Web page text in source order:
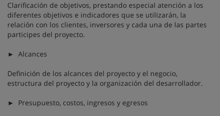
Clarificación de objetivos, prestando especial atención a los
diferentes objetivos e indicadores que se utilizarán, la
relación con los clientes, inversores y cada una de las partes
participes del proyecto.
► Alcances
Definición de los alcances del proyecto y el negocio,
estructura del proyecto y la organización del desarrollador.
► Presupuesto, costos, ingresos y egresos